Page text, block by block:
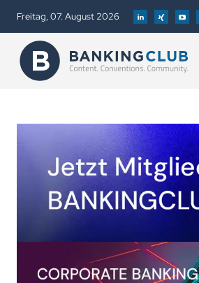
Freitag, 07. August 2026